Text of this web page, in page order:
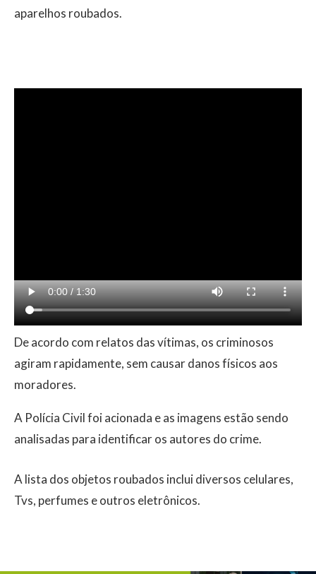
aparelhos roubados.
De acordo com relatos das vítimas, os criminosos
agiram rapidamente, sem causar danos físicos aos
moradores.
A Polícia Civil foi acionada e as imagens estão sendo
analisadas para identificar os autores do crime.
A lista dos objetos roubados inclui diversos celulares,
Tvs, perfumes e outros eletrônicos.